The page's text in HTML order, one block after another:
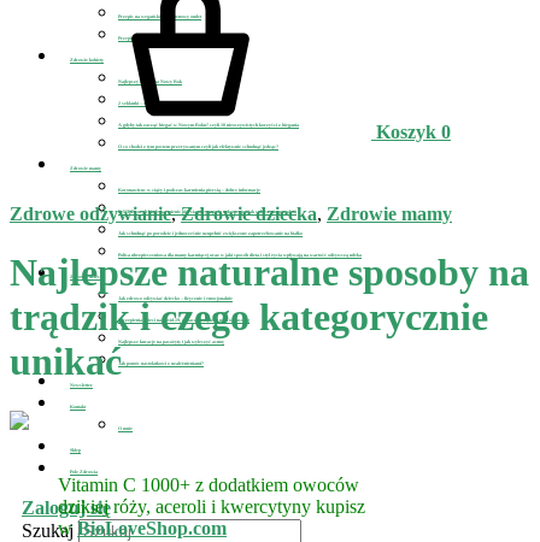
Przepis na wegański bezglutenowy omlet
Przepis na wegańskie lody dla dziecka
Zdrowie kobiety
Najlepszy detoks na Nowy Rok
2 szklanki – sposób na detoks i odchudzanie
A gdyby tak zacząć biegać w Nowym Roku? czyli 10 nieoczywistych korzyści z biegania
O co chodzi z tym postem przerywanym czyli jak efektywnie schudnąć jedząc?
Zdrowie mamy
Koronawirus w ciąży i podczas karmienia piersią – dobre informacje
D-MER, czyli kiedy karmienie piersią przyprawia o depresję i jak sobie z nią poradzić
Jak schudnąć po porodzie i jednocześnie uzupełnić zwiększone zapotrzebowanie na białko
Polisa ubezpieczeniowa dla mamy karmiącej oraz w jaki sposób dieta i styl życia wpływają na wartość odżywczą mleka
Zdrowie dziecka
Jak zdrowo odżywiać dziecko – fizycznie i emocjonalnie
Szczepienia dzieci na covid-19, zobacz co sądzi o nich wirusolog
Najlepsze kuracje na pasożyty i jak wyleczyć astmę
Jak pomóc nastolatkowi z uzależnieniami?
Newsletter
Kontakt
O mnie
Sklep
Pole Zdrowia
Zaloguj się
Szukaj
Koszyk 0
Zdrowe odżywianie,Zdrowie dziecka, Zdrowie mamy
Najlepsze naturalne sposoby na
trądzik i czego kategorycznie
unikać
Vitamin C 1000+ z dodatkiem owoców
dzikiej róży, aceroli i kwercytyny kupisz
w BioLoveShop.com